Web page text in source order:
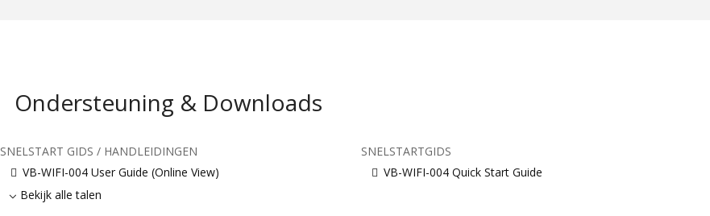
Ondersteuning & Downloads
SNELSTART GIDS / HANDLEIDINGEN
VB-WIFI-004 User Guide (Online View)
Bekijk alle talen
SNELSTARTGIDS
VB-WIFI-004 Quick Start Guide